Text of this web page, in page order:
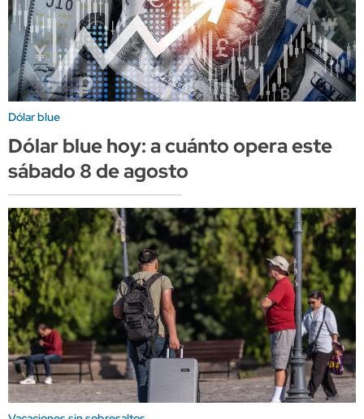
Dólar blue
Dólar blue hoy: a cuánto opera este
sábado 8 de agosto